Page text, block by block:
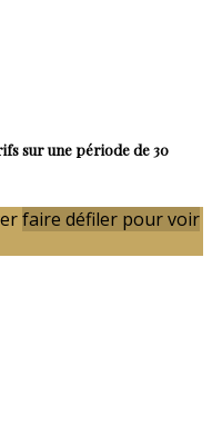
sur une période de 30
faire défiler pour voir